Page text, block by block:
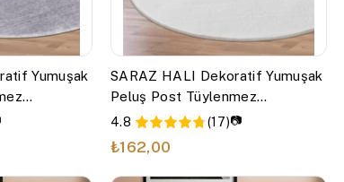
Yumuşak
SARAZ HALI Dekoratif Yumuşak
Peluş Post Tüylenmez
YUVARLAK PUFFY BEYAZ
4.8 (17)📷
₺162,00